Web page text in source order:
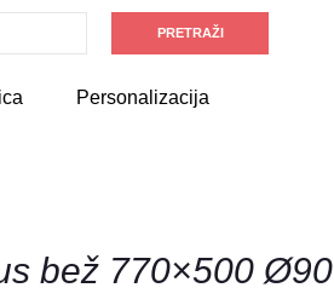
Personalizacija
bež 770×500 Ø90